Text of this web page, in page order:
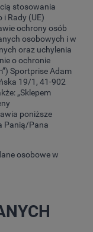
stosowania
Rady (UE)
ochrony osób
osobowych i w
oraz uchylenia
o ochronie
Sportprise Adam
19/1, 41-902
„Sklepem
poniższe
Panią/Pana
osobowe w